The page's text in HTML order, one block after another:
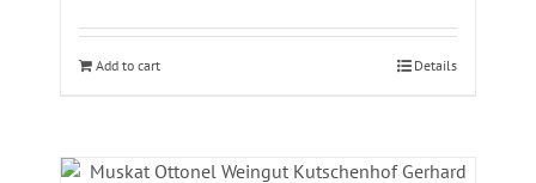
Add to cart Details